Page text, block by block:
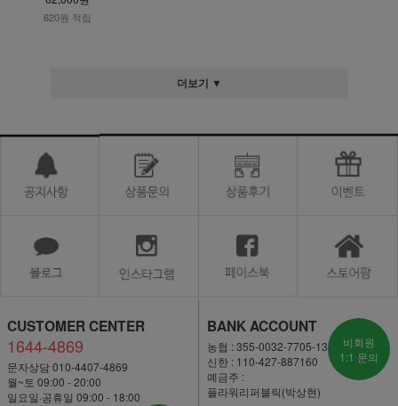
620원 적립
더보기 ▼
CUSTOMER CENTER
1644-4869
문자상담 010-4407-4869
월~토 09:00 - 20:00
일요일·공휴일 09:00 - 18:00
BANK ACCOUNT
농협 : 355-0032-7705-13
신한 : 110-427-887160
예금주 :
플라워리퍼블릭(박상현)
비회원
1:1 문의